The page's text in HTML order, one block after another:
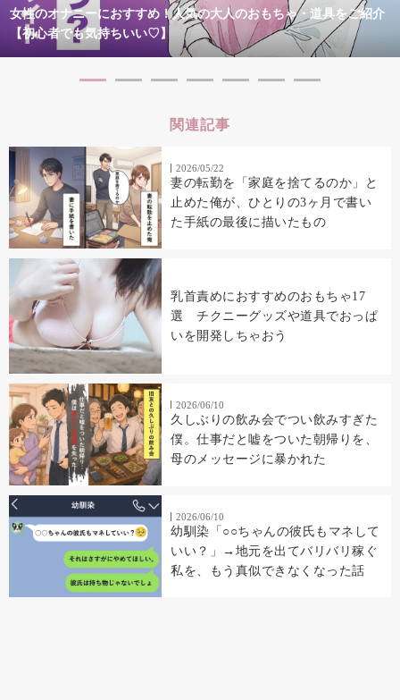
女性のオナニーにおすすめ！人気の大人のおもちゃ・道具をご紹介
【初心者でも気持ちいい♡】
関連記事
2026/05/22
妻の転勤を「家庭を捨てるのか」と
止めた俺が、ひとりの3ヶ月で書い
た手紙の最後に描いたもの
乳首責めにおすすめのおもちゃ17
選 チクニーグッズや道具でおっぱ
いを開発しちゃおう
2026/06/10
久しぶりの飲み会でつい飲みすぎた
僕。仕事だと嘘をついた朝帰りを、
母のメッセージに暴かれた
2026/06/10
幼馴染「○○ちゃんの彼氏もマネして
いい？」→地元を出てバリバリ稼ぐ
私を、もう真似できなくなった話